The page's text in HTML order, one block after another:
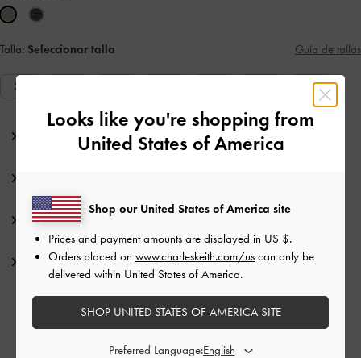
Talla: Seleccionar talla Guía de tallas
35 41
Nota del editor
Promociones
Envío y Devoluciones
CATEGORÍAS RELACIONADAS
Zapatos planos Dorado
Zapatos Dorado
Looks like you're shopping from
United States of America
Shop our United States of America site
Prices and payment amounts are displayed in US $.
Orders placed on www.charleskeith.com/us can only be
delivered within United States of America.
SHOP UNITED STATES OF AMERICA SITE
Preferred Language: